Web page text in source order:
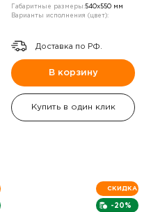
Габаритные размеры:540х550 мм
Варианты исполнения (цвет):
Доставка по РФ.
В корзину
Купить в один клик
-20%
СКИДКА